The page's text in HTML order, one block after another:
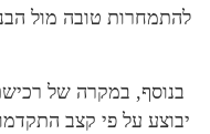
להתמחרות טובה מול
בנוסף, במקרה של
יבוצע על פי קצב